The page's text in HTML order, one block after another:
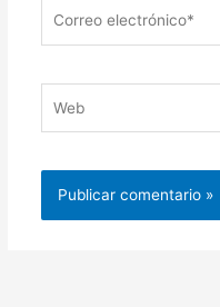
electrónico*